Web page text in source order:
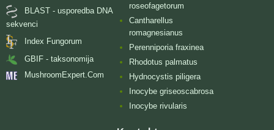
BLAST - usporedba DNA
sekvenci
Index Fungorum
GBIF - taksonomija
MushroomExpert.Com
roseofagetorum
Cantharellus
romagnesianus
Perenniporia fraxinea
Rhodotus palmatus
Hydnocystis piligera
Inocybe griseoscabrosa
Inocybe rivularis